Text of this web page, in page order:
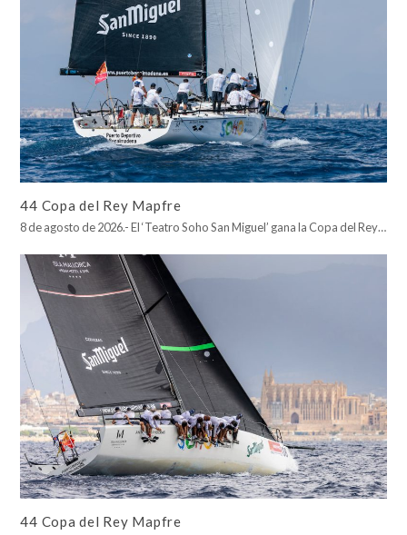
44 Copa del Rey Mapfre
8 de agosto de 2026.- El ‘Teatro Soho San Miguel’ gana la Copa del Rey…
44 Copa del Rey Mapfre